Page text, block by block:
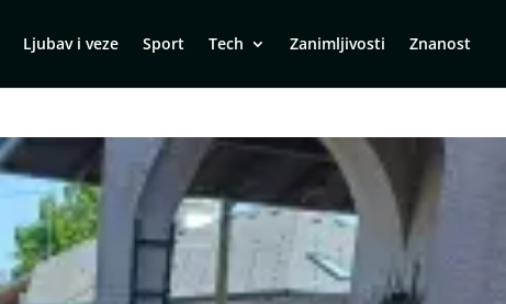
Ljubav i veze Sport Tech Zanimljivosti Znanost